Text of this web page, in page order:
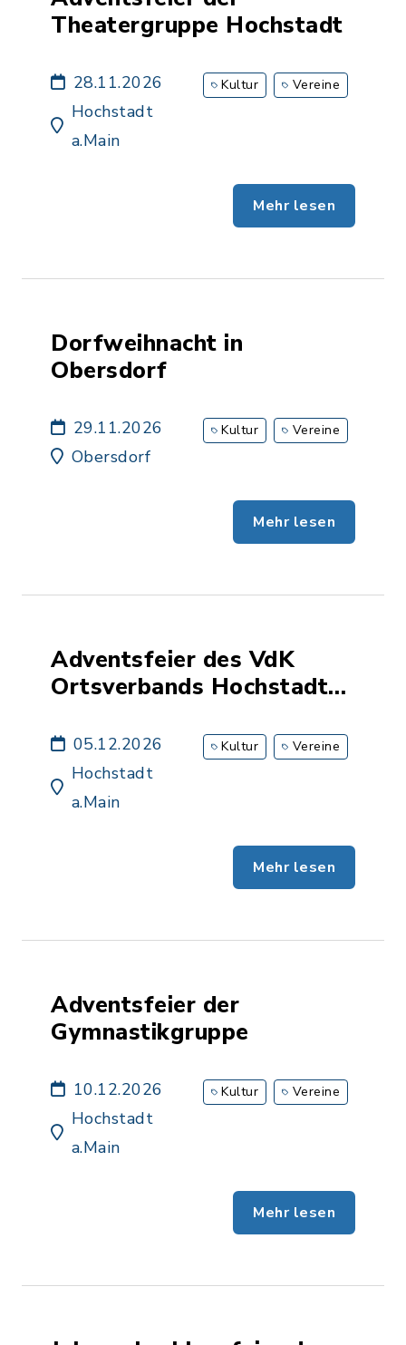
Theatergruppe Hochstadt
28.11.2026
Hochstadt
a.Main
Kultur Vereine
Mehr lesen
Dorfweihnacht in
Obersdorf
29.11.2026
Obersdorf
Kultur Vereine
Mehr lesen
Adventsfeier des VdK
Ortsverbands Hochstadt
05.12.2026
Hochstadt
a.Main
Kultur Vereine
Mehr lesen
Adventsfeier der
Gymnastikgruppe
10.12.2026
Hochstadt
a.Main
Kultur Vereine
Mehr lesen